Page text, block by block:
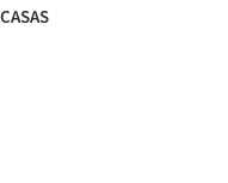
CASAS